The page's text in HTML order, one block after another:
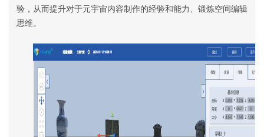
验，从而提升对于元宇宙内容制作的经验和能力、锻炼空间编辑
思维。